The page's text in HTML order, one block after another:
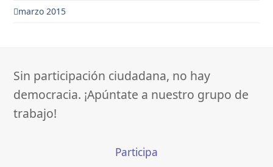
marzo 2015
Sin participación ciudadana, no hay
democracia. ¡Apúntate a nuestro grupo de
trabajo!
Participa